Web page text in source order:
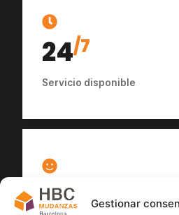
Gestionar
24/7
Servicio disponible
100